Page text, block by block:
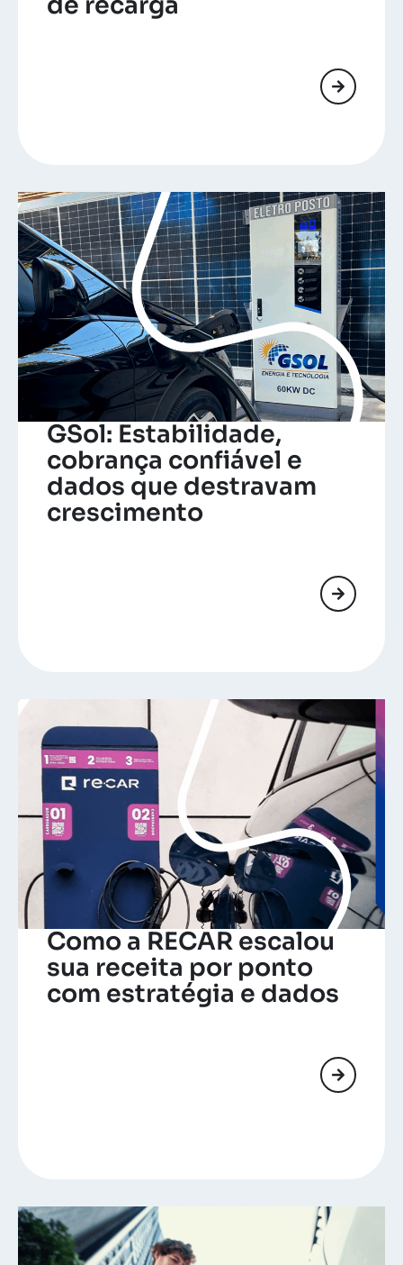
GSol: Estabilidade,
cobrança confiável e
dados que destravam
crescimento
Como a RECAR escalou
sua receita por ponto
com estratégia e dados